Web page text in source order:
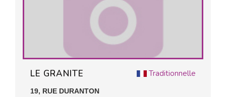
Traditionnelle
LE GRANITE
19, RUE DURANTON